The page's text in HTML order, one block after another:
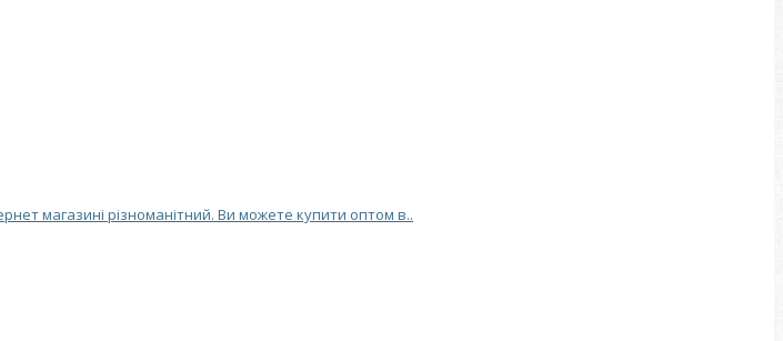
магазині різноманітний. Ви можете купити оптом в..